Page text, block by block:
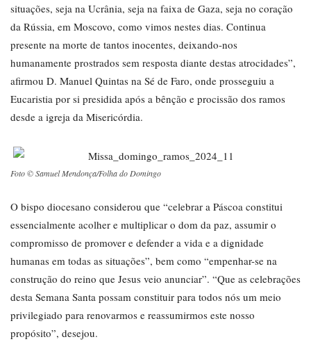
situações, seja na Ucrânia, seja na faixa de Gaza, seja no coração
da Rússia, em Moscovo, como vimos nestes dias. Continua
presente na morte de tantos inocentes, deixando-nos
humanamente prostrados sem resposta diante destas atrocidades”,
afirmou D. Manuel Quintas na Sé de Faro, onde prosseguiu a
Eucaristia por si presidida após a bênção e procissão dos ramos
desde a igreja da Misericórdia.
Foto © Samuel Mendonça/Folha do Domingo
O bispo diocesano considerou que “celebrar a Páscoa constitui
essencialmente acolher e multiplicar o dom da paz, assumir o
compromisso de promover e defender a vida e a dignidade
humanas em todas as situações”, bem como “empenhar-se na
construção do reino que Jesus veio anunciar”. “Que as celebrações
desta Semana Santa possam constituir para todos nós um meio
privilegiado para renovarmos e reassumirmos este nosso
propósito”, desejou.